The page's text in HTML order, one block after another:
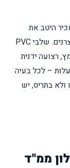
20 שנה, אני מכיר היטב את
התריסים שמותקנים על חלונות ממ"ד מכל היצרנים. שלבי PVC
רצועה ידנית
– לכל בעיה
בתריס, יש
ממ"ד